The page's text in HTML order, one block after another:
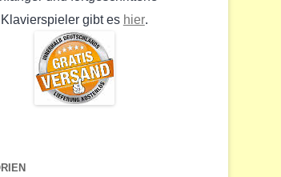
Klavierspieler gibt es hier.